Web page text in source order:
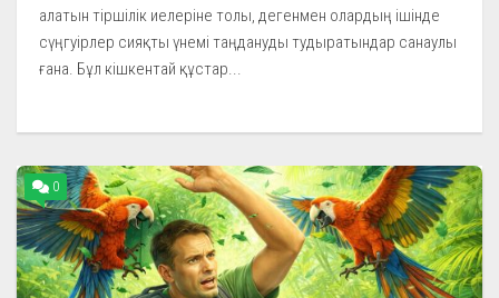
алатын тіршілік иелеріне толы, дегенмен олардың ішінде
сүңгуірлер сияқты үнемі таңдануды тудыратындар санаулы
ғана. Бұл кішкентай құстар...
0